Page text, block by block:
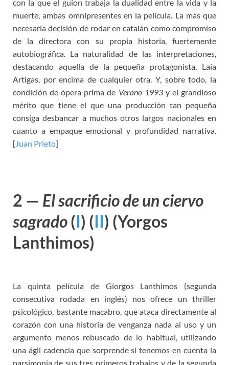
con la que el guion trabaja la dualidad entre la vida y la
muerte, ambas omnipresentes en la película. La más que
necesaria decisión de rodar en catalán como compromiso
de la directora con su propia historia, fuertemente
autobiográfica. La naturalidad de las interpretaciones,
destacando aquella de la pequeña protagonista, Laia
Artigas, por encima de cualquier otra. Y, sobre todo, la
condición de ópera prima de Verano 1993y el grandioso
mérito que tiene el que una producción tan pequeña
consiga desbancar a muchos otros largos nacionales en
cuanto a empaque emocional y profundidad narrativa.
[Juan Prieto]
2 — El sacrificio de un ciervo
sagrado(I) (II) (Yorgos
Lanthimos)
La quinta película de Giorgos Lanthimos (segunda
consecutiva rodada en inglés) nos ofrece un thriller
psicológico, bastante macabro, que ataca directamente al
corazón con una historia de venganza nada al uso y un
argumento menos rebuscado de lo habitual, utilizando
una ágil cadencia que sorprende si tenemos en cuenta la
parsimonia de sus tres primeros trabajos y de la segunda